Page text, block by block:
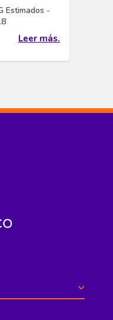
Estimados -
Leer más.